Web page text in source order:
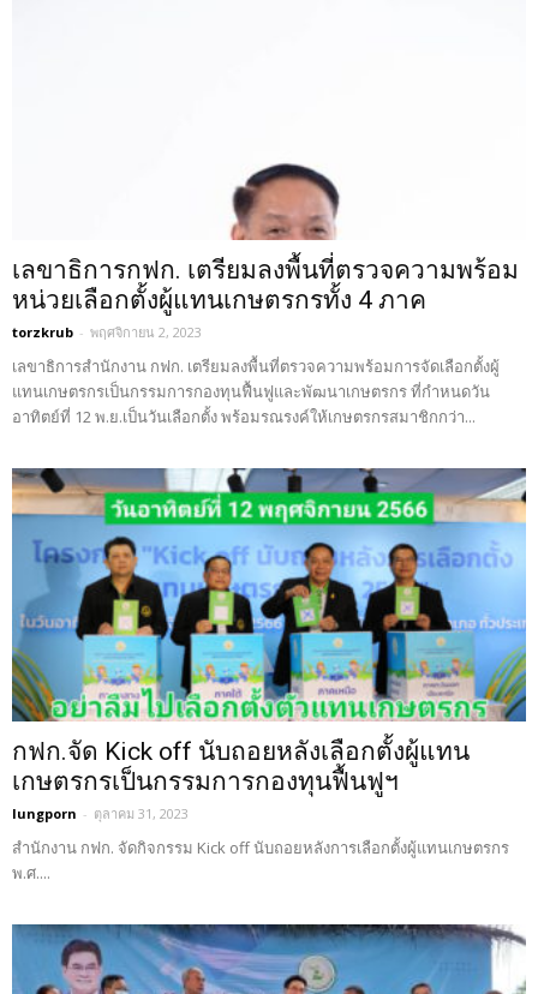
เลขาธิการกฟก. เตรียมลงพื้นที่ตรวจความพร้อม
หน่วยเลือกตั้งผู้แทนเกษตรกรทั้ง 4 ภาค
torzkrub - พฤศจิกายน 2, 2023
เลขาธิการสำนักงาน กฟก. เตรียมลงพื้นที่ตรวจความพร้อมการจัดเลือกตั้งผู้
แทนเกษตรกรเป็นกรรมการกองทุนฟื้นฟูและพัฒนาเกษตรกร ที่กำหนดวัน
อาทิตย์ที่ 12 พ.ย.เป็นวันเลือกตั้ง พร้อมรณรงค์ให้เกษตรกรสมาชิกกว่า...
กฟก.จัด Kick off นับถอยหลังเลือกตั้งผู้แทน
เกษตรกรเป็นกรรมการกองทุนฟื้นฟูฯ
lungporn - ตุลาคม 31, 2023
สำนักงาน กฟก. จัดกิจกรรม Kick off นับถอยหลังการเลือกตั้งผู้แทนเกษตรกร
พ.ศ....